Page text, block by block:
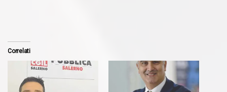
Correlati